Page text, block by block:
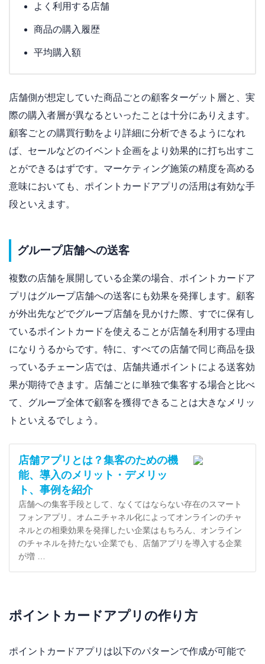
よく利用する店舗
商品の購入履歴
平均購入額
店舗側が想定していた商品ごとの顧客ターゲット層と、実
際の購入者層が異なるといったことは十分にありえます。
顧客ごとの購買行動をより詳細に分析できるようになれ
ば、セールなどのイベント企画をより効果的に打ち出すこ
とができるはずです。マーケティング施策の精度を高める
意味においても、ポイントカードアプリの活用は有効な手
段といえます。
グループ店舗への送客
複数の店舗を展開している企業の場合、ポイントカードア
プリはグループ店舗への送客にも効果を発揮します。顧客
が外出先などでグループ店舗を見かけた際、すでに保有し
ているポイントカードを使えることが店舗を利用する理由
になりうるからです。 特に、すべての店舗で同じ商品を扱
っているチェーン店では、店舗共通ポイントによる送客効
果が期待できます。店舗ごとに単独で集客する場合と比べ
て、グループ全体で顧客を獲得できることは大きなメリッ
トといえるでしょう。
店舗アプリとは？集客のための機
能、導入のメリット・デメリッ
ト、事例を紹介
店舗への集客手段として、なくてはならない存在のスマート
フォンアプリ。オムニチャネル化によってオンラインのチャ
ネルとの相乗効果を発揮したい企業はもちろん、オンライン
のチャネルを持たない企業でも、店舗アプリを導入する企業
が増 …
ポイントカードアプリの作り方
ポイントカードアプリは以下のパターンで作成が可能で